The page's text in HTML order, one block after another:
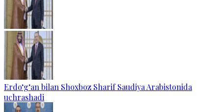
Erdo‘g‘an bilan Shoxboz Sharif Saudiya Arabistonida
uchrashadi